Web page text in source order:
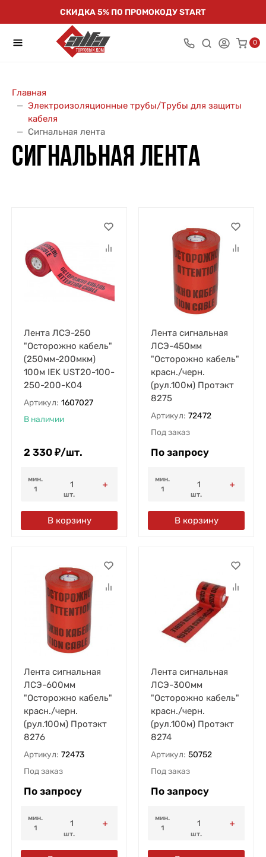
СКИДКА 5% ПО ПРОМОКОДУ START
0
Главная
Электроизоляционные трубы/Трубы для защиты
кабеля
Сигнальная лента
СИГНАЛЬНАЯ ЛЕНТА
Лента ЛСЭ-250
"Осторожно кабель"
(250мм-200мкм)
100м IEK UST20-100-
250-200-K04
Артикул: 1607027
В наличии
2 330 ₽/шт.
мин.
1
шт.
В корзину
Лента сигнальная
ЛСЭ-450мм
"Осторожно кабель"
красн./черн.
(рул.100м) Протэкт
8275
Артикул: 72472
Под заказ
По запросу
мин.
1
шт.
В корзину
Лента сигнальная
ЛСЭ-600мм
"Осторожно кабель"
красн./черн.
(рул.100м) Протэкт
8276
Артикул: 72473
Под заказ
По запросу
мин.
1
шт.
Лента сигнальная
ЛСЭ-300мм
"Осторожно кабель"
красн./черн.
(рул.100м) Протэкт
8274
Артикул: 50752
Под заказ
По запросу
мин.
1
шт.